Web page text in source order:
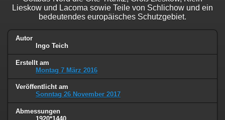
Lieskow und Lacoma sowie Teile von Schlichow und ein
bedeutendes europäisches Schutzgebiet.
Autor
Ingo Teich
Erstellt am
Montag 7 März 2016
Veröffentlicht am
Sonntag 26 November 2017
Abmessungen